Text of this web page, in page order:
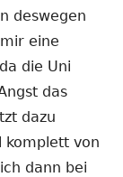
deswegen
eine
die Uni
das
dazu
komplett von
dann bei